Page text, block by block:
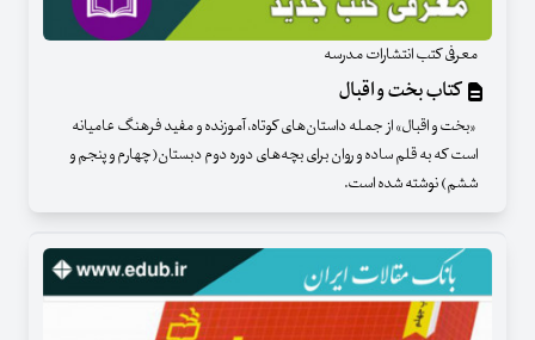
معرفی کتب انتشارات مدرسه
کتاب بخت و اقبال
«بخت و اقبال» از جمله داستان‌های کوتاه، آموزنده و مفید فرهنگ عامیانه
است که به قلم ساده و روان برای بچه‌های دوره دوم دبستان(چهارم و پنجم و
ششم) نوشته شده است.